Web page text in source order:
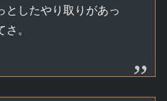
としたやり取りがあっ
。